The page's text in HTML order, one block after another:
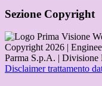
Sezione Copyright
Copyright 2026 |
Parma S.p.A. |
Disclaimer trattamento